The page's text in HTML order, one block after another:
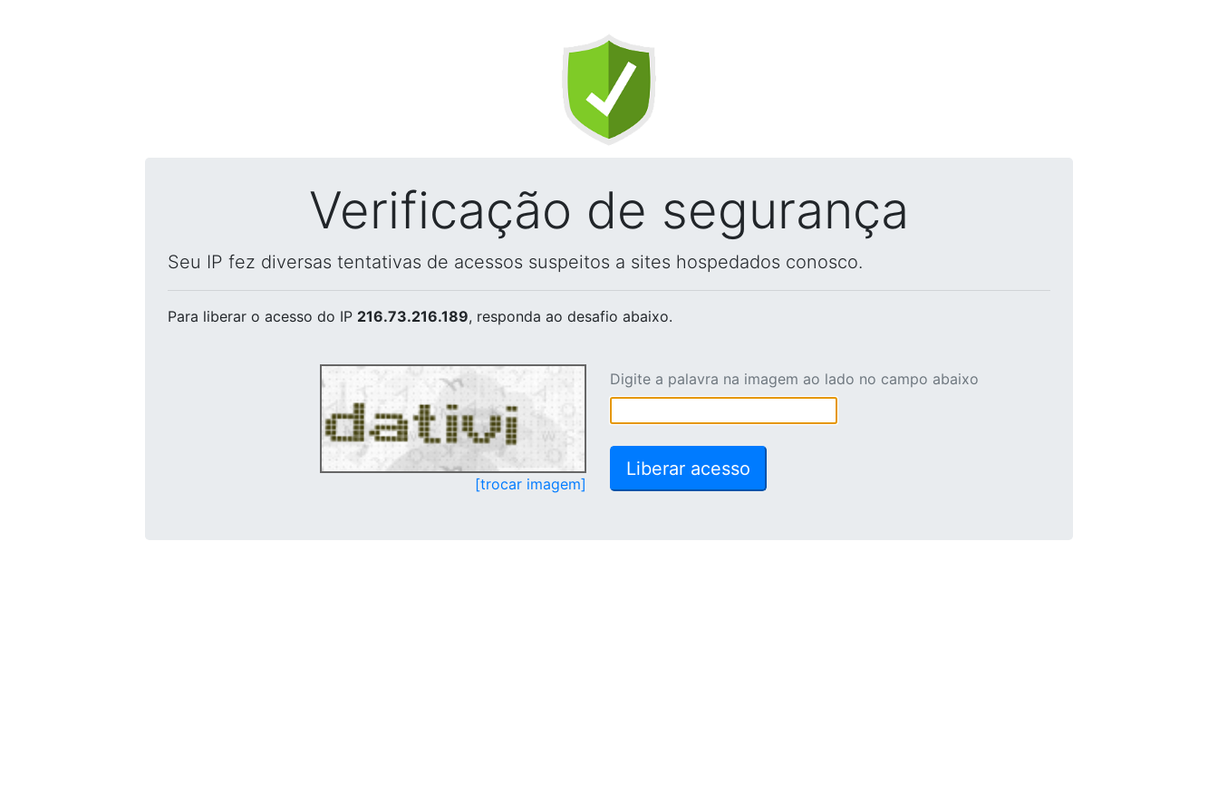
Verificação de segurança
Seu IP fez diversas tentativas de acessos suspeitos a sites hospedados conosco.
Para liberar o acesso do IP 216.73.216.189, responda ao desafio abaixo.
[trocar imagem]
Digite a palavra na imagem ao lado no campo abaixo